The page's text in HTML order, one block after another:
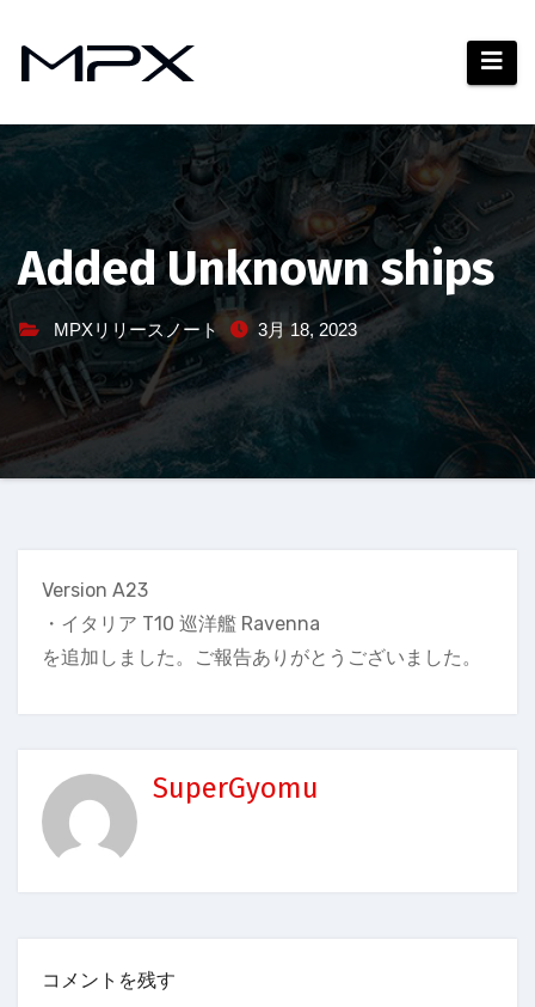
ツ
ッAdded Unknown ships
MPXリリースノート 3月 18, 2023
Version A23
・イタリア T10 巡洋艦 Ravenna
を追加しました。ご報告ありがとうございました。
SuperGyomu
コメントを残す